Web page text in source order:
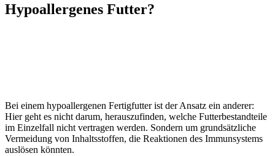
Hypoallergenes Futter?
Bei einem hypoallergenen Fertigfutter ist der Ansatz ein anderer:
Hier geht es nicht darum, herauszufinden, welche Futterbestandteile
im Einzelfall nicht vertragen werden. Sondern um grundsätzliche
Vermeidung von Inhaltsstoffen, die Reaktionen des Immunsystems
auslösen könnten.